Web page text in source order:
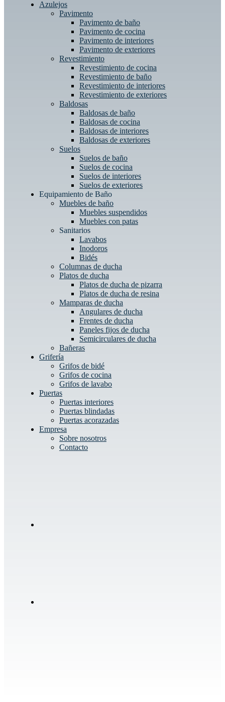
Azulejos
Pavimento
Pavimento de baño
Pavimento de cocina
Pavimento de interiores
Pavimento de exteriores
Revestimiento
Revestimiento de cocina
Revestimiento de baño
Revestimiento de interiores
Revestimiento de exteriores
Baldosas
Baldosas de baño
Baldosas de cocina
Baldosas de interiores
Baldosas de exteriores
Suelos
Suelos de baño
Suelos de cocina
Suelos de interiores
Suelos de exteriores
Equipamiento de Baño
Muebles de baño
Muebles suspendidos
Muebles con patas
Sanitarios
Lavabos
Inodoros
Bidés
Columnas de ducha
Platos de ducha
Platos de ducha de pizarra
Platos de ducha de resina
Mamparas de ducha
Angulares de ducha
Frentes de ducha
Paneles fijos de ducha
Semicirculares de ducha
Bañeras
Grifería
Grifos de bidé
Grifos de cocina
Grifos de lavabo
Puertas
Puertas interiores
Puertas blindadas
Puertas acorazadas
Empresa
Sobre nosotros
Contacto